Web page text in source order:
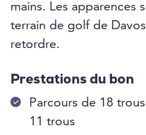
mains. Les apparences
terrain de golf de
retordre.
Prestations du bon
Parcours de 18
11 trous